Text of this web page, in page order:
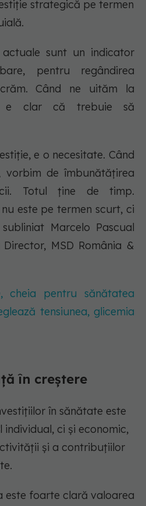
strategică pe termen
sunt un indicator
pentru regândirea
Când ne uităm la
e clar că trebuie să
e o necesitate. Când
vorbim de îmbunătățirea
Totul ține de timp.
este pe termen scurt, ci
Marcelo Pascual
MSD România &
cheia pentru sănătatea
tensiunea, glicemia
în creștere
în sănătate este
ci și economic,
și a contribuțiilor
este foarte clară valoarea